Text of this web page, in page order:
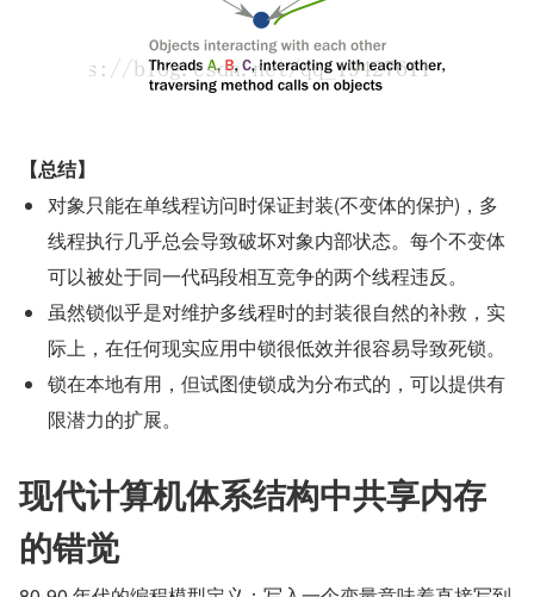
【总结】
对象只能在单线程访问时保证封装(不变体的保护)，多
线程执行几乎总会导致破坏对象内部状态。每个不变体
可以被处于同一代码段相互竞争的两个线程违反。
虽然锁似乎是对维护多线程时的封装很自然的补救，实
际上，在任何现实应用中锁很低效并很容易导致死锁。
锁在本地有用，但试图使锁成为分布式的，可以提供有
限潜力的扩展。
现代计算机体系结构中共享内存
的错觉